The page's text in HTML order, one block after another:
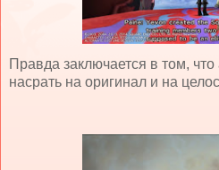
Правда заключается в том,
насрать на оригинал и на